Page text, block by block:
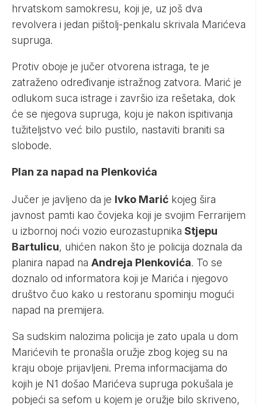
hrvatskom samokresu, koji je, uz još dva
revolvera i jedan pištolj-penkalu skrivala Marićeva
supruga.
Protiv oboje je jučer otvorena istraga, te je
zatraženo određivanje istražnog zatvora. Marić je
odlukom suca istrage i završio iza rešetaka, dok
će se njegova supruga, koju je nakon ispitivanja
tužiteljstvo već bilo pustilo, nastaviti braniti sa
slobode.
Plan za napad na Plenkovića
Jučer je javljeno da je Ivko Marić kojeg šira
javnost pamti kao čovjeka koji je svojim Ferrarijem
u izbornoj noći vozio eurozastupnika Stjepu
Bartulicu, uhićen nakon što je policija doznala da
planira napad na Andreja Plenkovića. To se
doznalo od informatora koji je Marića i njegovo
društvo čuo kako u restoranu spominju mogući
napad na premijera.
Sa sudskim nalozima policija je zato upala u dom
Marićevih te pronašla oružje zbog kojeg su na
kraju oboje prijavljeni. Prema informacijama do
kojih je N1 došao Marićeva supruga pokušala je
pobjeći sa sefom u kojem je oružje bilo skriveno,